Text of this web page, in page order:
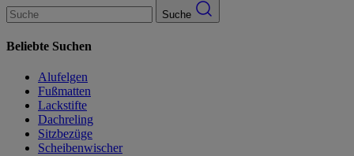
Suche
Beliebte Suchen
Alufelgen
Fußmatten
Lackstifte
Dachreling
Sitzbezüge
Scheibenwischer